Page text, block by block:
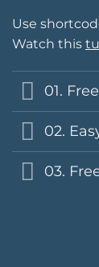
Use
Watch this
01.
02.
03.